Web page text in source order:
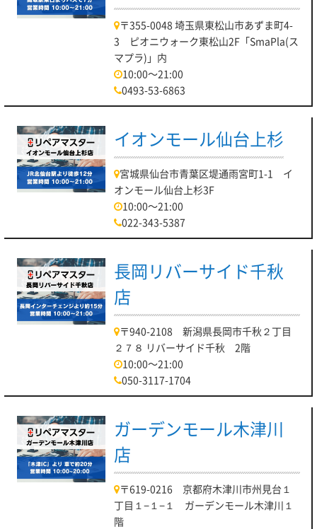
〒355-0048 埼玉県東松山市あずま町4-
3 ピオニウォーク東松山2F「SmaPla(ス
マプラ)」内
10:00～21:00
0493-53-6863
イオンモール仙台上杉
宮城県仙台市青葉区堤通雨宮町1-1 イ
オンモール仙台上杉3F
10:00～21:00
022-343-5387
長岡リバーサイド千秋
店
〒940-2108 新潟県長岡市千秋２丁目
２７８ リバーサイド千秋 2階
10:00～21:00
050-3117-1704
ガーデンモール木津川
店
〒619-0216 京都府木津川市州見台１
丁目１−１−１ ガーデンモール木津川１
階